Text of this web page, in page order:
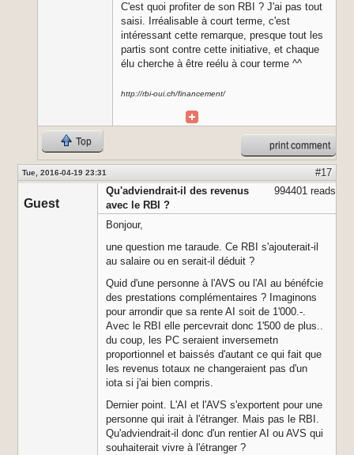
C'est quoi profiter de son RBI ? J'ai pas tout
saisi. Irréalisable à court terme, c'est
intéressant cette remarque, presque tout les
partis sont contre cette initiative, et chaque
élu cherche à être reélu à cour terme ^^
http://rbi-oui.ch/financement/
Top print comment
Tue, 2016-04-19 23:31 #17
Guest
994401 reads
Qu'adviendrait-il des revenus
avec le RBI ?
Bonjour,
une question me taraude. Ce RBI s'ajouterait-il
au salaire ou en serait-il déduit ?
Quid d'une personne à l'AVS ou l'AI au bénéfcie
des prestations complémentaires ? Imaginons
pour arrondir que sa rente AI soit de 1'000.-.
Avec le RBI elle percevrait donc 1'500 de plus..
du coup, les PC seraient inversemetn
proportionnel et baissés d'autant ce qui fait que
les revenus totaux ne changeraient pas d'un
iota si j'ai bien compris.
Dernier point. L'AI et l'AVS s'exportent pour une
personne qui irait à l'étranger. Mais pas le RBI.
Qu'adviendrait-il donc d'un rentier AI ou AVS qui
souhaiterait vivre à l'étranger ?